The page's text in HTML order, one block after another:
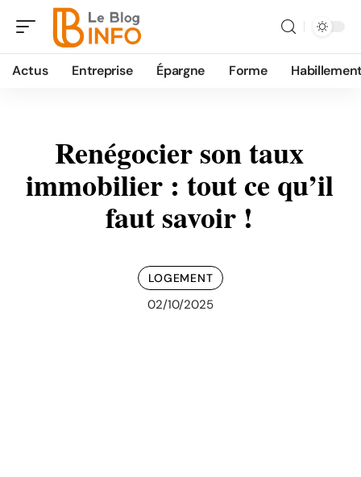
Actus Entreprise Épargne Forme
Renégocier son taux
immobilier : tout ce qu’il
faut savoir !
LOGEMENT
02/10/2025